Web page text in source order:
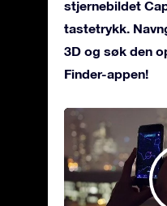
stjernebildet
tastetrykk.
3D og søk den
Finder-appen!